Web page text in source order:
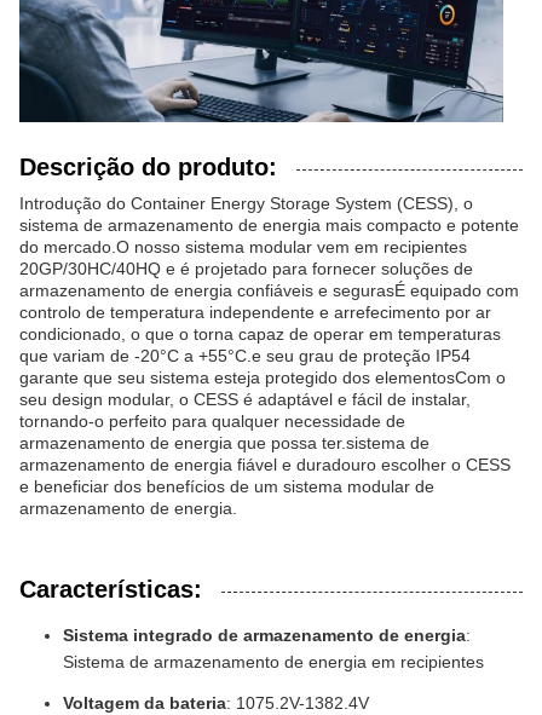
Descrição do produto:
Introdução do Container Energy Storage System (CESS), o
sistema de armazenamento de energia mais compacto e potente
do mercado.O nosso sistema modular vem em recipientes
20GP/30HC/40HQ e é projetado para fornecer soluções de
armazenamento de energia confiáveis e segurasÉ equipado com
controlo de temperatura independente e arrefecimento por ar
condicionado, o que o torna capaz de operar em temperaturas
que variam de -20°C a +55°C.e seu grau de proteção IP54
garante que seu sistema esteja protegido dos elementosCom o
seu design modular, o CESS é adaptável e fácil de instalar,
tornando-o perfeito para qualquer necessidade de
armazenamento de energia que possa ter.sistema de
armazenamento de energia fiável e duradouro escolher o CESS
e beneficiar dos benefícios de um sistema modular de
armazenamento de energia.
Características:
Sistema integrado de armazenamento de energia:
Sistema de armazenamento de energia em recipientes
Voltagem da bateria: 1075.2V-1382.4V